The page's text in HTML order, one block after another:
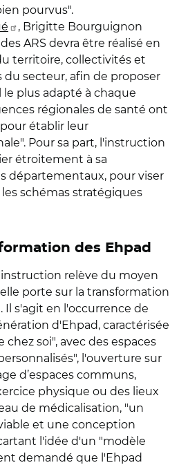
pourvus".
, Brigitte Bourguignon
ARS devra être réalisé en
territoire, collectivités et
du secteur, afin de proposer
plus adapté à chaque
régionales de santé ont
pour établir leur
Pour sa part, l'instruction
étroitement à sa
départementaux, pour viser
schémas stratégiques
des Ehpad
relève du moyen
porte sur la transformation
Il s'agit en l'occurrence de
d'Ehpad, caractérisée
soi", avec des espaces
l'ouverture sur
d’espaces communs,
physique ou des lieux
de médicalisation, "un
et une conception
l'idée d'un "modèle
demandé que l'Ehpad